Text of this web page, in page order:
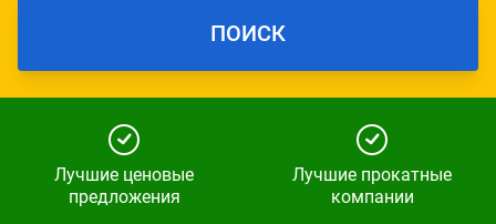
ПОИСК
Лучшие ценовые
предложения
Лучшие прокатные
компании